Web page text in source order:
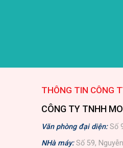
THÔNG TIN CÔNG
CÔNG TY TNHH
Văn phòng đại diện:Số
NHà máy: Số 59,